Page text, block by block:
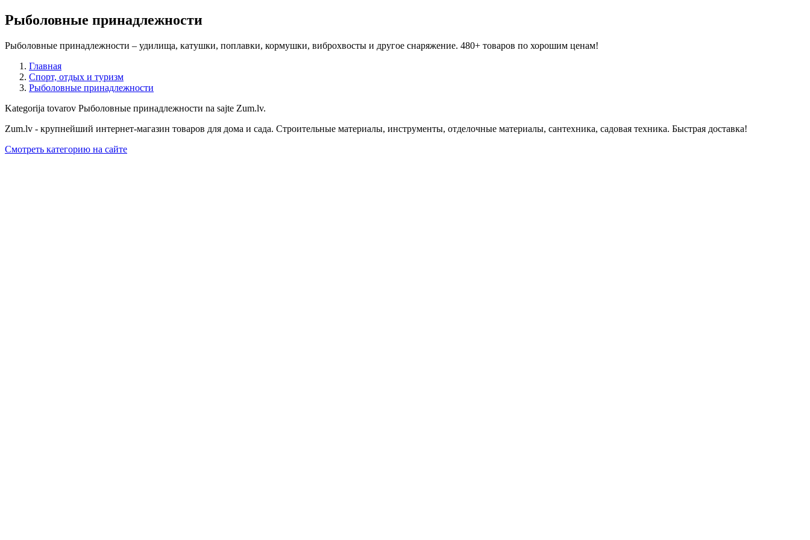
Рыболовные принадлежности
Рыболовные принадлежности – удилища, катушки, поплавки, кормушки, виброхвосты и другое снаряжение. 480+ товаров по хорошим ценам!
Главная
Спорт, отдых и туризм
Рыболовные принадлежности
Kategorija tovarov Рыболовные принадлежности na sajte Zum.lv.
Zum.lv - крупнейший интернет-магазин товаров для дома и сада. Строительные материалы, инструменты, отделочные материалы, сантехника, садовая техника. Быстрая доставка!
Смотреть категорию на сайте